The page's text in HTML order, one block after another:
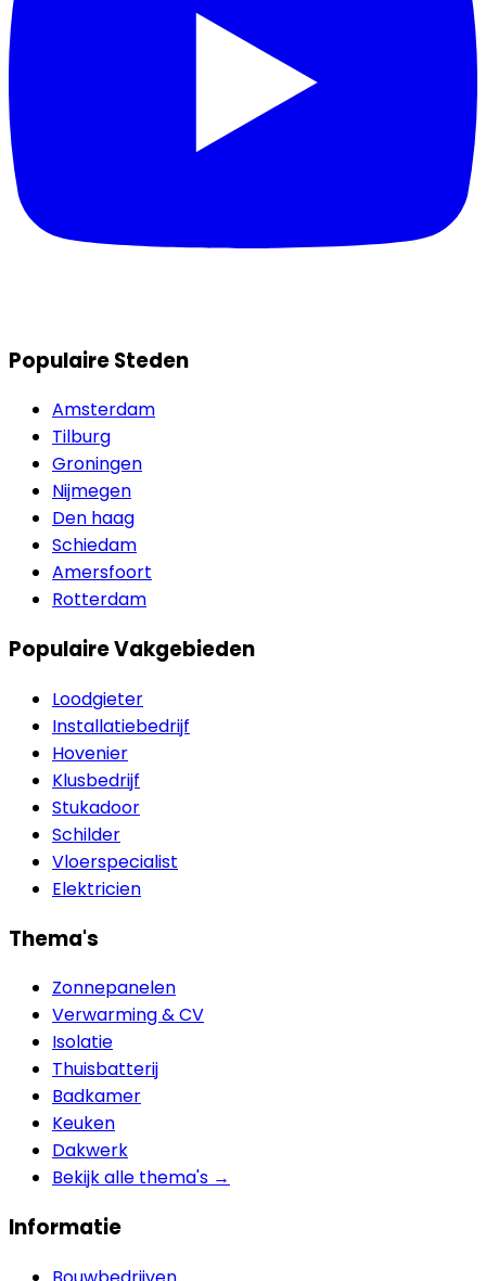
Populaire Steden
Amsterdam
Tilburg
Groningen
Nijmegen
Den haag
Schiedam
Amersfoort
Rotterdam
Populaire Vakgebieden
Loodgieter
Installatiebedrijf
Hovenier
Klusbedrijf
Stukadoor
Schilder
Vloerspecialist
Elektricien
Thema's
Zonnepanelen
Verwarming & CV
Isolatie
Thuisbatterij
Badkamer
Keuken
Dakwerk
Bekijk alle thema's →
Informatie